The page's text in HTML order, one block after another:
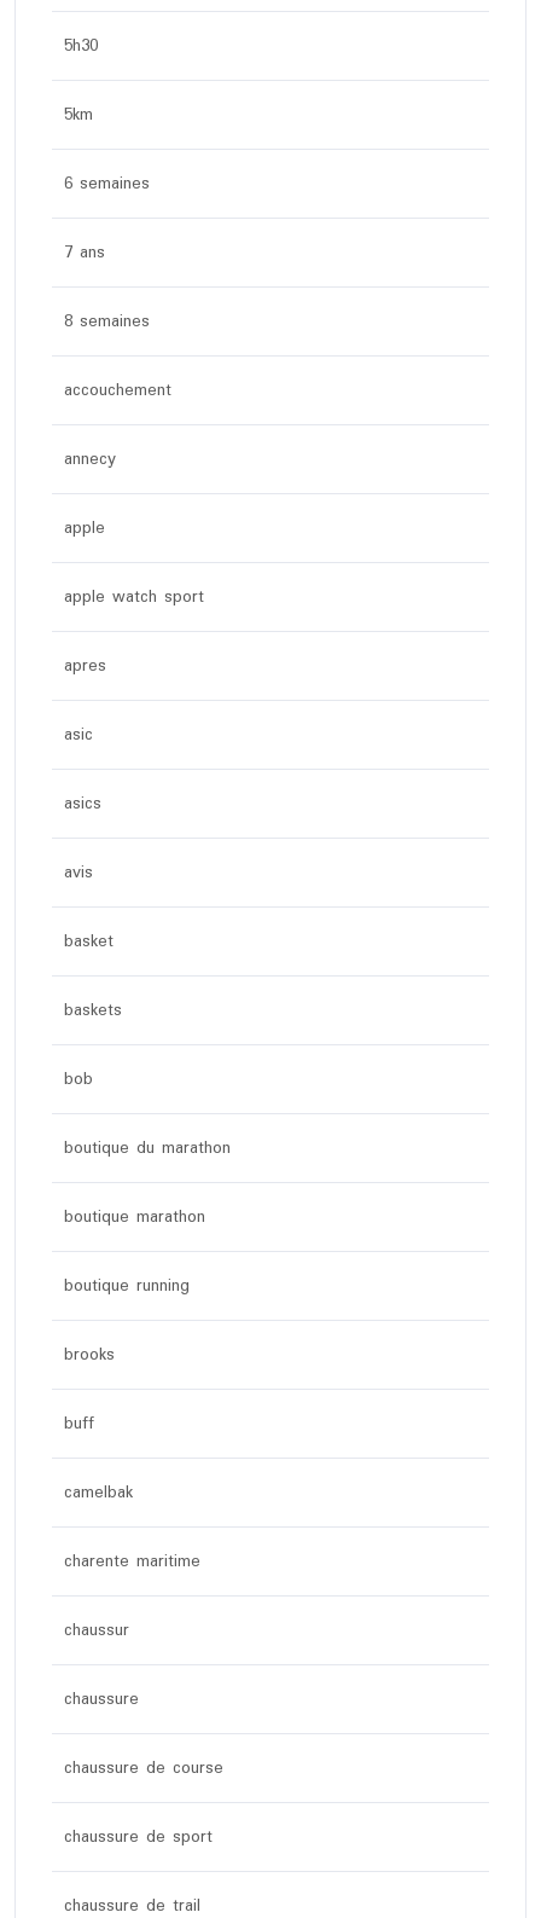
5h30
5km
6 semaines
7 ans
8 semaines
accouchement
annecy
apple
apple watch sport
apres
asic
asics
avis
basket
baskets
bob
boutique du marathon
boutique marathon
boutique running
brooks
buff
camelbak
charente maritime
chaussur
chaussure
chaussure de course
chaussure de sport
chaussure de trail